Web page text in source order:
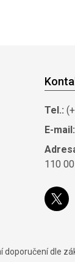
Tel.:
E-mail:
110
dle